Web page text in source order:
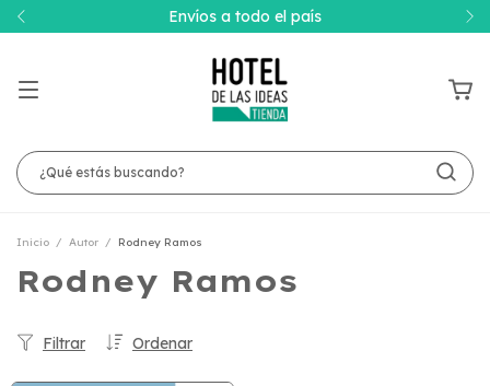
Envíos a todo el país
Inicio / Autor / Rodney Ramos
Rodney Ramos
Ordenar
Filtrar